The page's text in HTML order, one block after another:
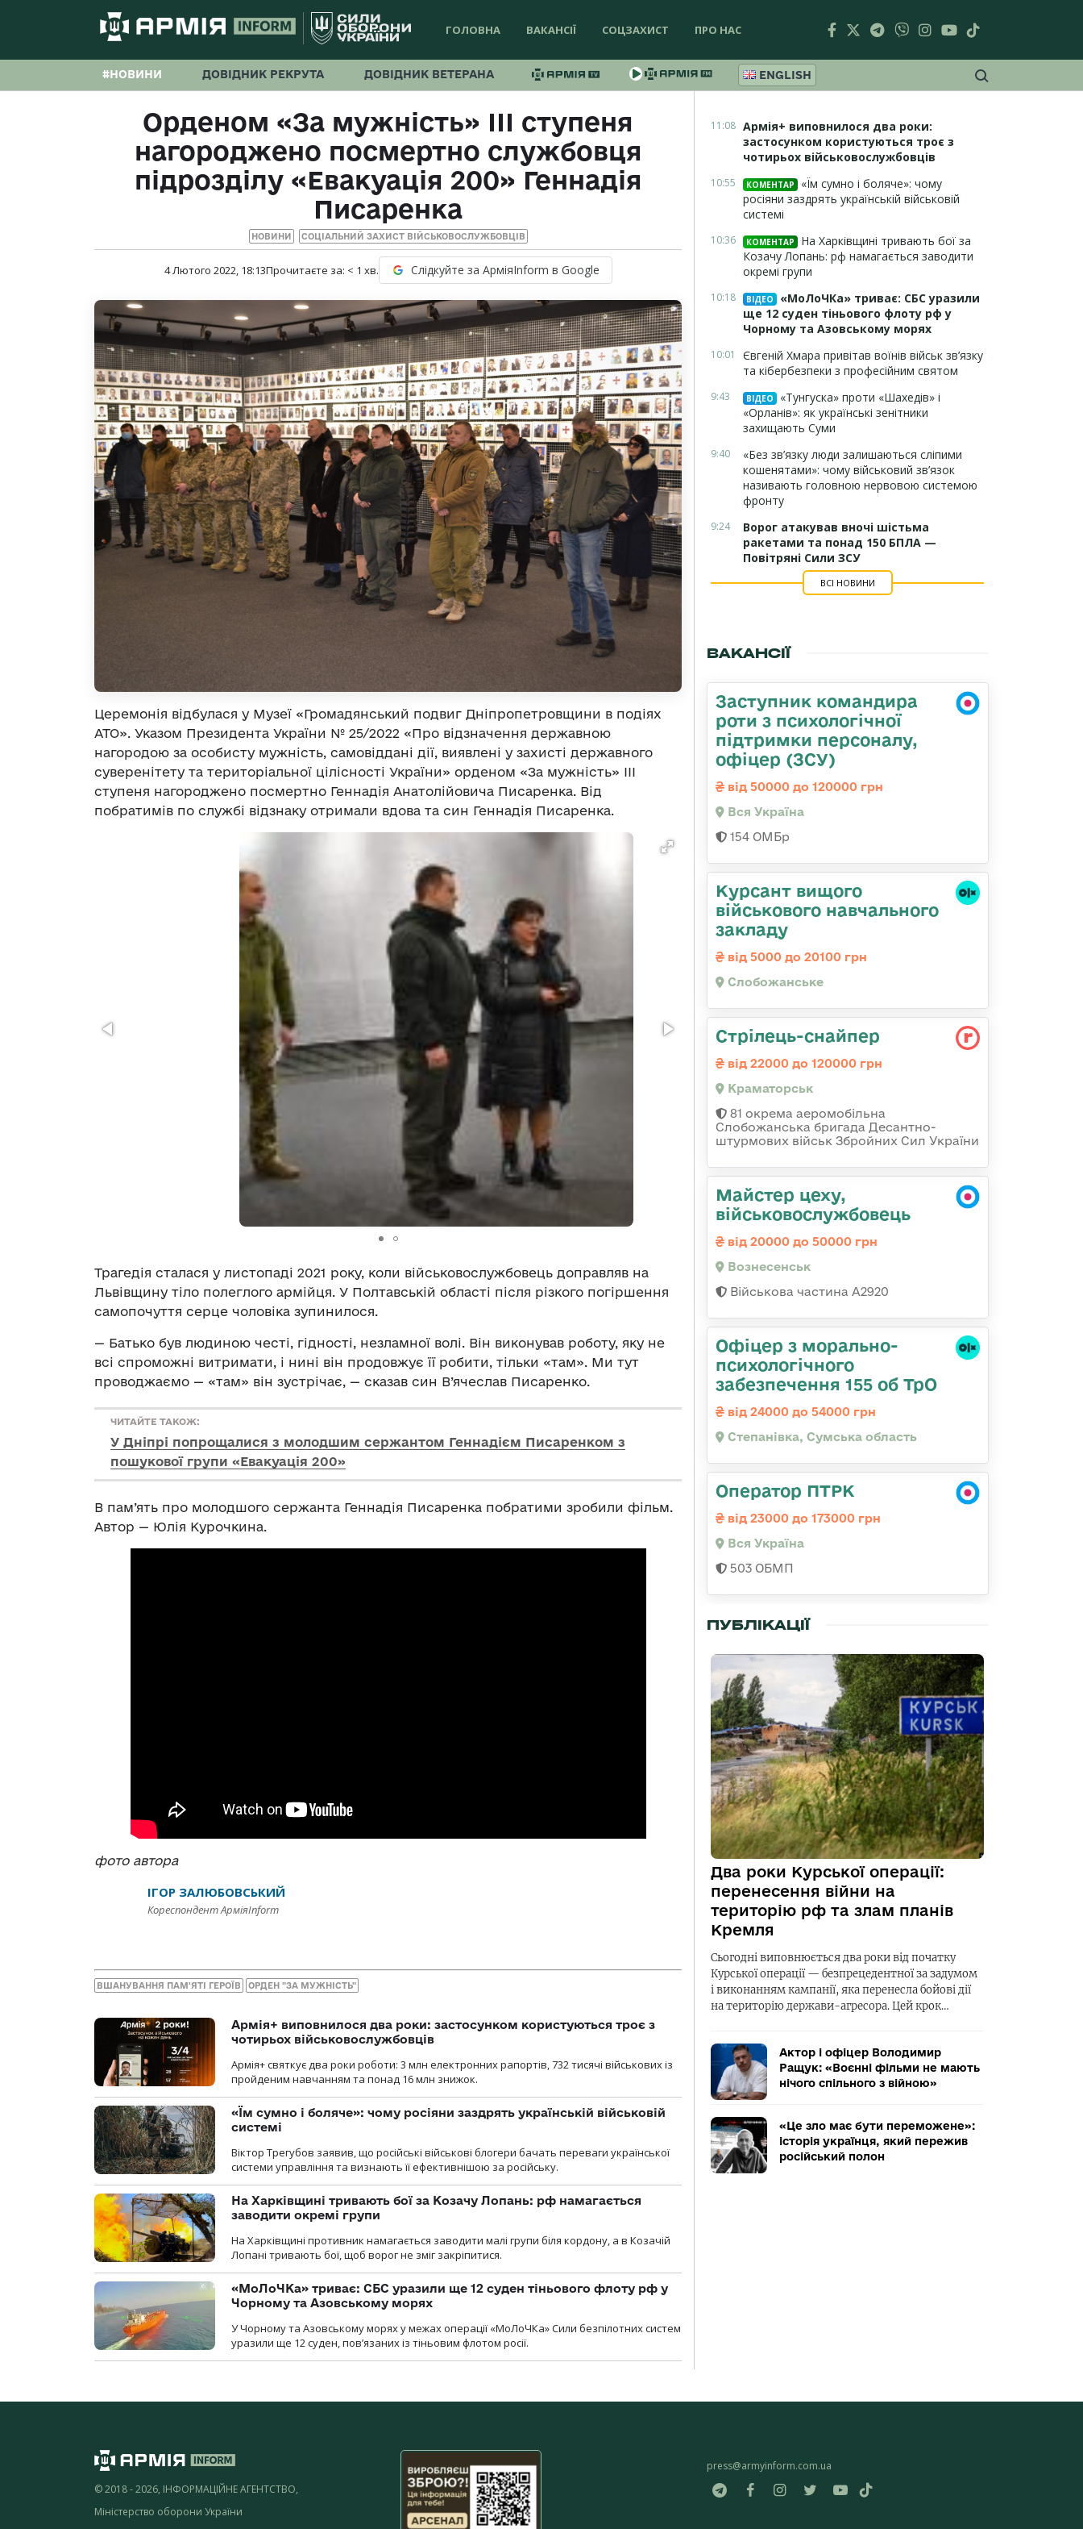
ГОЛОВНА ВАКАНСІЇ СОЦЗАХИСТ ПРО НАС
#НОВИНИ ДОВІДНИК РЕКРУТА ДОВІДНИК ВЕТЕРАНА ENGLISH
Орденом «За мужність» ІІІ ступеня
нагороджено посмертно службовця
підрозділу «Евакуація 200» Геннадія
Писаренка
НОВИНИ СОЦІАЛЬНИЙ ЗАХИСТ ВІЙСЬКОВОСЛУЖБОВЦІВ
4 Лютого 2022, 18:13Прочитаєте за: < 1 хв. Слідкуйте за АрміяInform в Google
Церемонія відбулася у Музеї «Громадянський подвиг Дніпропетровщини в подіях
АТО». Указом Президента України № 25/2022 «Про відзначення державною
нагородою за особисту мужність, самовіддані дії, виявлені у захисті державного
суверенітету та територіальної цілісності України» орденом «За мужність» ІІІ
ступеня нагороджено посмертно Геннадія Анатолійовича Писаренка. Від
побратимів по службі відзнаку отримали вдова та син Геннадія Писаренка.
Трагедія сталася у листопаді 2021 року, коли військовослужбовець доправляв на
Львівщину тіло полеглого армійця. У Полтавській області після різкого погіршення
самопочуття серце чоловіка зупинилося.
— Батько був людиною честі, гідності, незламної волі. Він виконував роботу, яку не
всі спроможні витримати, і нині він продовжує її робити, тільки «там». Ми тут
проводжаємо — «там» він зустрічає, — сказав син В’ячеслав Писаренко.
ЧИТАЙТЕ ТАКОЖ:
У Дніпрі попрощалися з молодшим сержантом Геннадієм Писаренком з
пошукової групи «Евакуація 200»
В пам’ять про молодшого сержанта Геннадія Писаренка побратими зробили фільм.
Автор — Юлія Курочкина.
фото автора
ІГОР ЗАЛЮБОВСЬКИЙ
Кореспондент АрміяInform
ВШАНУВАННЯ ПАМ'ЯТІ ГЕРОЇВ ОРДЕН "ЗА МУЖНІСТЬ"
Армія+ виповнилося два роки: застосунком користуються троє з
чотирьох військовослужбовців
Армія+ святкує два роки роботи: 3 млн електронних рапортів, 732 тисячі військових із
пройденим навчанням та понад 16 млн знижок.
«Їм сумно і боляче»: чому росіяни заздрять українській військовій
системі
Віктор Трегубов заявив, що російські військові блогери бачать переваги української
системи управління та визнають її ефективнішою за російську.
На Харківщині тривають бої за Козачу Лопань: рф намагається
заводити окремі групи
На Харківщині противник намагається заводити малі групи біля кордону, а в Козачій
Лопані тривають бої, щоб ворог не зміг закріпитися.
«МоЛоЧКа» триває: СБС уразили ще 12 суден тіньового флоту рф у
Чорному та Азовському морях
У Чорному та Азовському морях у межах операції «МоЛоЧКа» Сили безпілотних систем
уразили ще 12 суден, пов’язаних із тіньовим флотом росії.
11:08 Армія+ виповнилося два роки:
застосунком користуються троє з
чотирьох військовослужбовців
10:55 КОМЕНТАР
«Їм сумно і боляче»: чому
росіяни заздрять українській військовій
системі
10:36 КОМЕНТАР
На Харківщині тривають бої за
Козачу Лопань: рф намагається заводити
окремі групи
10:18 ВІДЕО
«МоЛоЧКа» триває: СБС уразили
ще 12 суден тіньового флоту рф у
Чорному та Азовському морях
10:01
Євгеній Хмара привітав воїнів військ зв’язку
та кібербезпеки з професійним святом
9:43 ВІДЕО
«Тунгуска» проти «Шахедів» і
«Орланів»: як українські зенітники
захищають Суми
9:40
«Без зв’язку люди залишаються сліпими
кошенятами»: чому військовий зв’язок
називають головною нервовою системою
фронту
9:24
Ворог атакував вночі шістьма
ракетами та понад 150 БПЛА —
Повітряні Сили ЗСУ
ВСІ НОВИНИ
ВАКАНСІЇ
Заступник командира
роти з психологічної
підтримки персоналу,
офіцер (ЗСУ)
від 50000 до 120000 грн
Вся Україна
154 ОМБр
Курсант вищого
військового навчального
закладу
від 5000 до 20100 грн
Слобожанське
Стрілець-снайпер
від 22000 до 120000 грн
Краматорськ
81 окрема аеромобільна
Слобожанська бригада Десантно-
штурмових військ Збройних Сил України
Майстер цеху,
військовослужбовець
від 20000 до 50000 грн
Вознесенськ
Військова частина А2920
Офіцер з морально-
психологічного
забезпечення 155 об ТрО
від 24000 до 54000 грн
Степанівка, Сумська область
Оператор ПТРК
від 23000 до 173000 грн
Вся Україна
503 ОБМП
ПУБЛІКАЦІЇ
Два роки Курської операції:
перенесення війни на
територію рф та злам планів
Кремля
Сьогодні виповнюється два роки від початку
Курської операції — безпрецедентної за задумом
і виконанням кампанії, яка перенесла бойові дії
на територію держави-агресора. Цей крок…
Актор і офіцер Володимир
Ращук: «Воєнні фільми не мають
нічого спільного з війною»
«Це зло має бути переможене»:
історія українця, який пережив
російський полон
© 2018 - 2026, ІНФОРМАЦІЙНЕ АГЕНТСТВО,
Міністерство оборони України
press@armyinform.com.ua